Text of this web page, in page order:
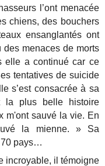
l’ont menacée
chiens, des bouchers
ensanglantés ont
des menaces de morts
elle a continué car ce
tentatives de suicide
s’est consacrée à sa
la plus belle histoire
m'ont sauvé la vie. En
la mienne. » Sa
70 pays…
incroyable, il témoigne